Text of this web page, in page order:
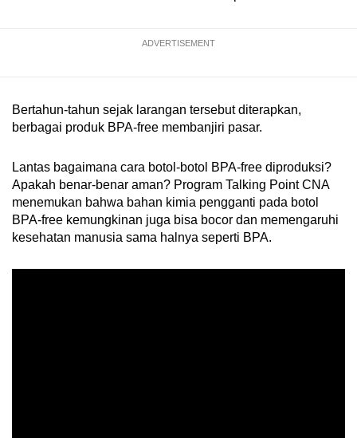
ADVERTISEMENT
Bertahun-tahun sejak larangan tersebut diterapkan,
berbagai produk BPA-free membanjiri pasar.
Lantas bagaimana cara botol-botol BPA-free diproduksi?
Apakah benar-benar aman? Program Talking Point CNA
menemukan bahwa bahan kimia pengganti pada botol
BPA-free kemungkinan juga bisa bocor dan memengaruhi
kesehatan manusia sama halnya seperti BPA.